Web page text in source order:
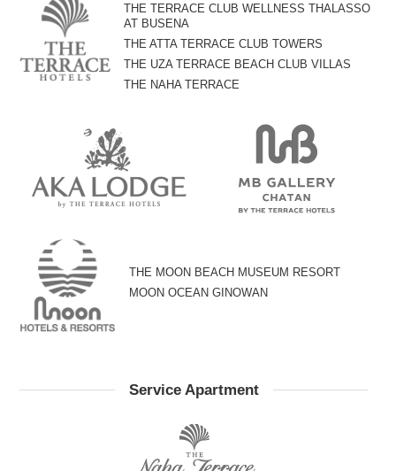
THE TERRACE CLUB WELLNESS THALASSO
AT BUSENA
THE ATTA TERRACE CLUB TOWERS
THE UZA TERRACE BEACH CLUB VILLAS
THE NAHA TERRACE
THE MOON BEACH MUSEUM RESORT
MOON OCEAN GINOWAN
Service Apartment